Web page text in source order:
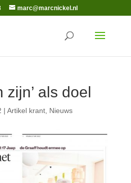
marc@marcnickel.nl
zijn’ als doel
| Artikel krant, Nieuws